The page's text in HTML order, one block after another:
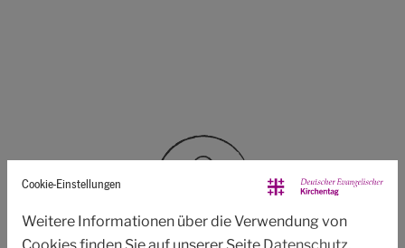
Cookie-Einstellungen
Weitere Informationen über die Verwendung von